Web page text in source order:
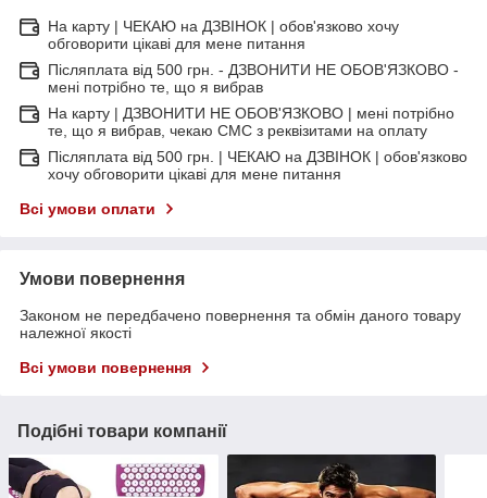
На карту | ЧЕКАЮ на ДЗВІНОК | обов'язково хочу
обговорити цікаві для мене питання
Післяплата від 500 грн. - ДЗВОНИТИ НЕ ОБОВ'ЯЗКОВО -
мені потрібно те, що я вибрав
На карту | ДЗВОНИТИ НЕ ОБОВ'ЯЗКОВО | мені потрібно
те, що я вибрав, чекаю СМС з реквізитами на оплату
Післяплата від 500 грн. | ЧЕКАЮ на ДЗВІНОК | обов'язково
хочу обговорити цікаві для мене питання
Всі умови оплати
Умови повернення
Законом не передбачено повернення та обмін даного товару
належної якості
Всі умови повернення
Подібні товари компанії